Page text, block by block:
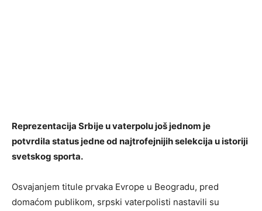
Reprezentacija Srbije u vaterpolu još jednom je
potvrdila status jedne od najtrofejnijih selekcija u istoriji
svetskog sporta.
Osvajanjem titule prvaka Evrope u Beogradu, pred
domaćom publikom, srpski vaterpolisti nastavili su